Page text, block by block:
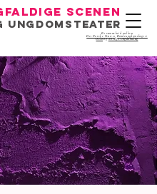
Eit samarbeid mellom
Det Norske Teatret ,Bondeungdomslaget i
OsloogNoregs Ungdomslag
scenen
ungdomsteater